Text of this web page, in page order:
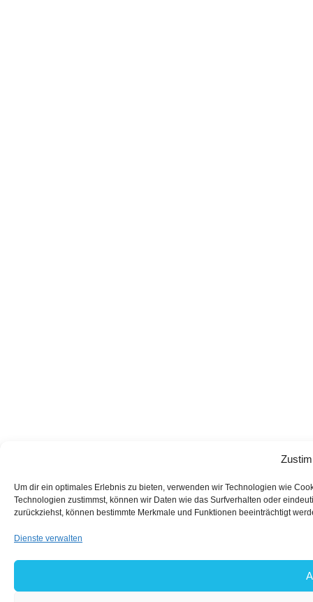
Um dir ein optimales Erlebnis zu bieten, verwenden wir Technologien wie
Technologien zustimmst, können wir Daten wie das Surfverhalten oder
zurückziehst, können bestimmte Merkmale und Funktionen beeinträchtigt
Dienste verwalten